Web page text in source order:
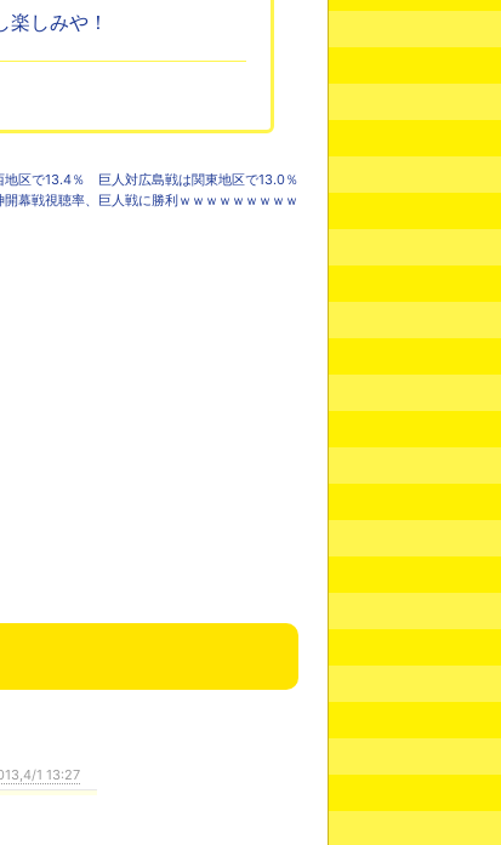
しみや！
地区で13.4％ 巨人対広島戦は関東地区で13.0％
開幕戦視聴率、巨人戦に勝利ｗｗｗｗｗｗｗｗｗ
1 13:27